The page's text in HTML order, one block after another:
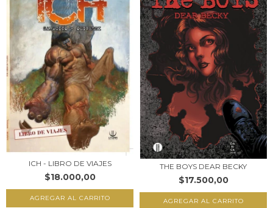
ICH - LIBRO DE VIAJES
$18.000,00
THE BOYS DEAR BECKY
$17.500,00